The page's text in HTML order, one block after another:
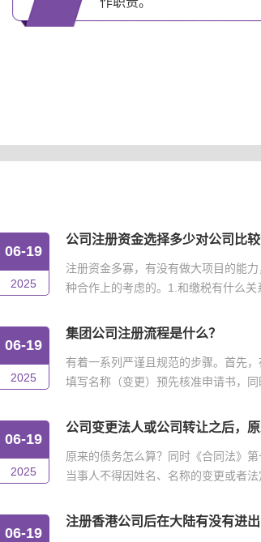
06-19
2025
公司注册资金选择多少对公司比较
注册资金多寡，有没有做大项目的能
种合作上的考虑的。1.和缴税有什么关
06-19
2025
集团公司注册流程是什么？
有着一系列严谨且规范的步骤。首先
填写名称（变更）预先核准申请书，同
06-19
2025
公司变更法人或公司转让之后，原
原来的债务怎么算？同时《合同法》
当事人不得因姓名、名称的变更或者法
06-19
注册香港公司后在大陆有没有进